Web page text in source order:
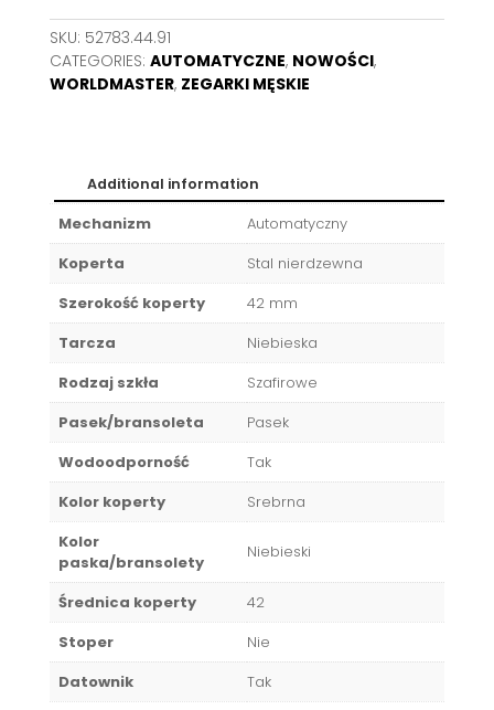
SKU: 52783.44.91
CATEGORIES: AUTOMATYCZNE, NOWOŚCI,
WORLDMASTER, ZEGARKI MĘSKIE
Additional information
Mechanizm
Automatyczny
Koperta
Stal nierdzewna
Szerokość koperty
42 mm
Tarcza
Niebieska
Rodzaj szkła
Szafirowe
Pasek/bransoleta
Pasek
Wodoodporność
Tak
Kolor koperty
Srebrna
Kolor
paska/bransolety
Niebieski
Średnica koperty
42
Stoper
Nie
Datownik
Tak